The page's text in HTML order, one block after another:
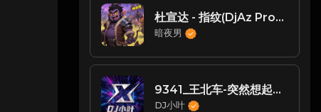
杜宣达 - 指纹(DjAz ProgHouse Rmx 2024)
暗夜男
9341_王北车-突然想起你（DJ小叶 REMIX）终极版_9rJiZN
DJ小叶